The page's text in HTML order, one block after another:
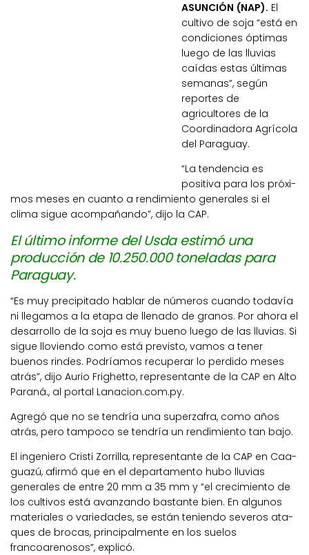
ASUNCIÓN (NAP). El
cultivo de soja “está en
condiciones ópti­mas
luego de las lluvias
caídas estas últimas
semanas”, según
reportes de
agricultores de la
Coordinadora Agrícola
del Paraguay.
“La ten­dencia es
positiva para los próxi­
mos meses en cuanto a rendi­miento generales si el
clima sigue acompañando”, dijo la CAP.
El último informe del Usda estimó una
producción de 10.250.000 toneladas para
Paraguay.
“Es muy pre­cipitado hablar de números cuando todavía
ni llegamos a la etapa de llenado de granos. Por ahora el
desarrollo de la soja es muy bueno luego de las lluvias. Si
sigue lloviendo como está previsto, vamos a tener
buenos rindes. Podríamos recuperar lo perdido meses
atrás”, dijo Aurio Frighetto, representante de la CAP en Alto
Paraná., al portal Lanacion.com.py.
Agregó que no se tendría una superzafra, como años
atrás, pero tampoco se tendría un rendimiento tan bajo.
El ingeniero Cristi Zorrilla, representante de la CAP en Caa­
guazú, afirmó que en el departa­mento hubo lluvias
generales de entre 20 mm a 35 mm y “el creci­miento de
los cultivos está avan­zando bastante bien. En algu­nos
materiales o variedades, se están teniendo severos ata­
ques de brocas, principalmente en los suelos
francoarenosos”, explicó.